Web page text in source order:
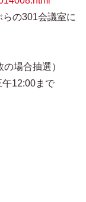
301会議室に
合抽選）
12:00まで